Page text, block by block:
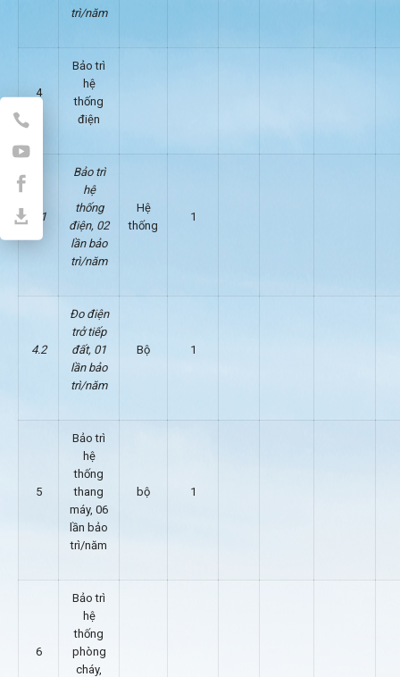
trì/năm
4
Bảo trì
hệ
thống
điện
4.1
Bảo trì
hệ
thống
điện, 02
lần bảo
trì/năm
Hệ
thống
1
4.2
Đo điện
trở tiếp
đất, 01
lần bảo
trì/năm
Bộ 1
5
Bảo trì
hệ
thống
thang
máy, 06
lần bảo
trì/năm
bộ 1
6
Bảo trì
hệ
thống
phòng
cháy,